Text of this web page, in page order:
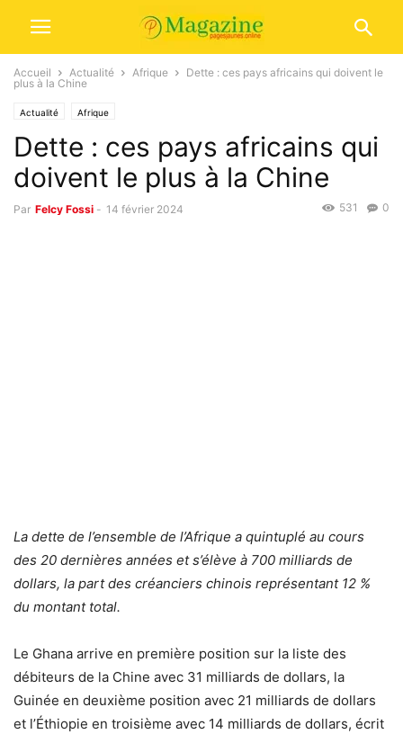
Accueil Actualité Afrique
Dette : ces pays africains qui doivent le
plus à la Chine
Actualité Afrique
Dette : ces pays africains qui
doivent le plus à la Chine
Par Felcy Fossi - 14 février 2024 0
531
La dette de l’ensemble de l’Afrique a quintuplé au cours
des 20 dernières années et s’élève à 700 milliards de
dollars, la part des créanciers chinois représentant 12 %
du montant total.
Le Ghana arrive en première position sur la liste des
débiteurs de la Chine avec 31 milliards de dollars, la
Guinée en deuxième position avec 21 milliards de dollars
et l’Éthiopie en troisième avec 14 milliards de dollars, écrit